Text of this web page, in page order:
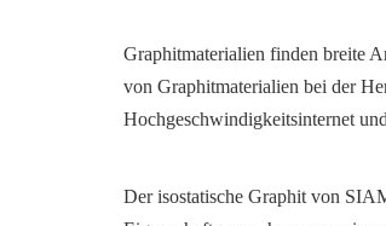
Graphitmaterialien finden breite
von Graphitmaterialien bei der
Hochgeschwindigkeitsinternet
Der isostatische Graphit von